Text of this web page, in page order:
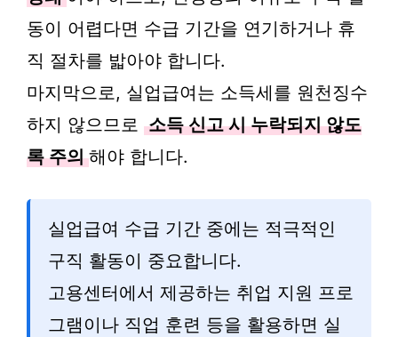
동이 어렵다면 수급 기간을 연기하거나 휴
직 절차를 밟아야 합니다.
마지막으로, 실업급여는 소득세를 원천징수
하지 않으므로 소득 신고 시 누락되지 않도
록 주의 해야 합니다.
실업급여 수급 기간 중에는 적극적인
구직 활동이 중요합니다.
고용센터에서 제공하는 취업 지원 프로
그램이나 직업 훈련 등을 활용하면 실